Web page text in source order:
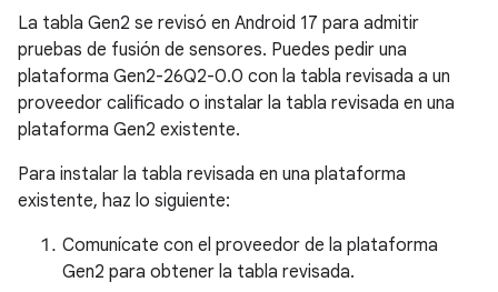
La tabla Gen2 se revisó en Android 17 para admitir
pruebas de fusión de sensores. Puedes pedir una
plataforma Gen2-26Q2-0.0 con la tabla revisada a un
proveedor calificado o instalar la tabla revisada en una
plataforma Gen2 existente.
Para instalar la tabla revisada en una plataforma
existente, haz lo siguiente:
Comunícate con el proveedor de la plataforma
Gen2 para obtener la tabla revisada.